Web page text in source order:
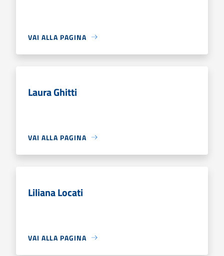
VAI ALLA PAGINA
Laura Ghitti
VAI ALLA PAGINA
Liliana Locati
VAI ALLA PAGINA